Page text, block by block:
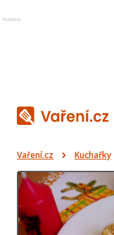
Reklama
Vaření.cz Kuchařky